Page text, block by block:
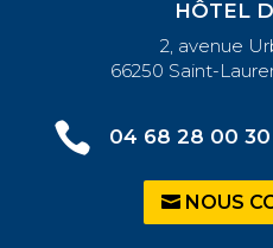
HÔTEL
2, avenue
66250 Saint-
 04 68 28 00 30
NOUS